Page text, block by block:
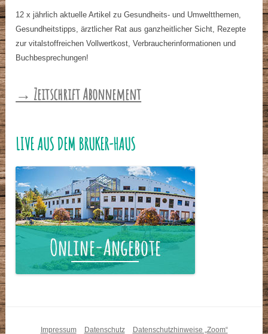
12 x jährlich aktuelle Artikel zu Gesundheits- und Umweltthemen,
Gesundheitstipps, ärztlicher Rat aus ganzheitlicher Sicht, Rezepte
zur vitalstoffreichen Vollwertkost, Verbraucherinformationen und
Buchbesprechungen!
→ Zeitschrift Abonnement
LIVE AUS DEM BRUKER-HAUS
Impressum Datenschutz Datenschutzhinweise „Zoom“